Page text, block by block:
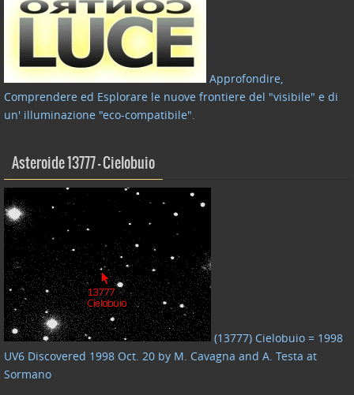
Approfondire,
Comprendere ed Esplorare le nuove frontiere del "visibile" e di
un' illuminazione "eco-compatibile".
Asteroide 13777 – Cielobuio
(13777) Cielobuio = 1998
UV6 Discovered 1998 Oct. 20 by M. Cavagna and A. Testa at
Sormano